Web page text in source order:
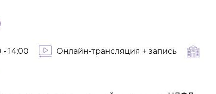
- 14:00 Онлайн-трансляция + запись